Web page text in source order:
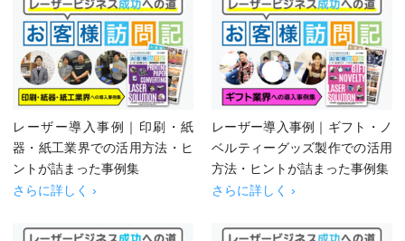
レーザー導入事例｜印刷・紙
器・紙工業界での活用方法・ヒ
ントが詰まった事例集
さらに詳しく ›
レーザー導入事例｜ギフト・ノ
ベルティーグッズ製作での活用
方法・ヒントが詰まった事例集
さらに詳しく ›